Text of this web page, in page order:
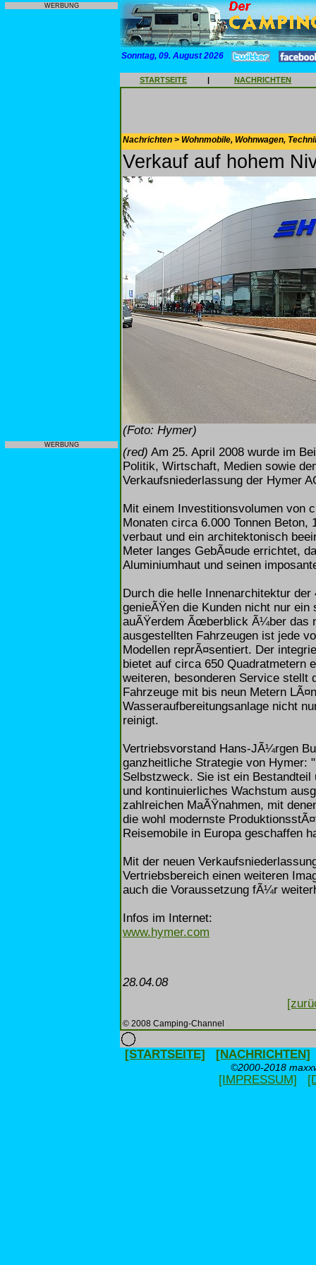
WERBUNG
WERBUNG
Sonntag, 09. August 2026
STARTSEITE | NACHRICHTEN
Nachrichten > Wohnmobile, Wohnwagen,
Verkauf auf hohem
(Foto: Hymer)
(red) Am 25. April 2008 wurde im
Politik, Wirtschaft, Medien sowie
Verkaufsniederlassung der Hymer
Mit einem Investitionsvolumen von
Monaten circa 6.000 Tonnen Beton,
verbaut und ein architektonisch
Meter langes GebÃ¤ude errichtet,
Aluminiumhaut und seinen
Durch die helle Innenarchitektur
genieÃŸen die Kunden nicht nur
auÃŸerdem Ãœberblick Ã¼ber das
ausgestellten Fahrzeugen ist jede
Modellen reprÃ¤sentiert. Der
bietet auf circa 650 Quadratmetern
weiteren, besonderen Service stellt
Fahrzeuge mit bis neun Metern
Wasseraufbereitungsanlage nicht
reinigt.
Vertriebsvorstand Hans-JÃ¼rgen
ganzheitliche Strategie von Hymer:
Selbstzweck. Sie ist ein
und kontinuierliches Wachstum
zahlreichen MaÃŸnahmen, mit
die wohl modernste
Reisemobile in Europa geschaffen
Mit der neuen
Vertriebsbereich einen weiteren
auch die Voraussetzung fÃ¼r
Infos im Internet:
www.hymer.com
28.04.08
© 2008 Camping-Channel
[STARTSEITE] [NACHRICHTEN]
©2000-2018
[IMPRESSUM]